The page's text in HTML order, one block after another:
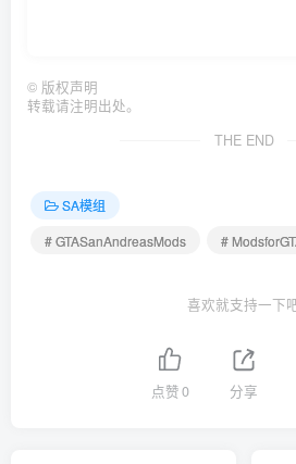
© 版权声明
转载请注明出处。
THE END
SA模组
# GTASanAndreasMods
#
喜欢就支持一下
点赞0 分享